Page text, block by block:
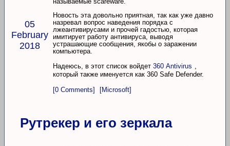
05
February
2018
Новость эта довольно приятная, так как уже давно
назревал вопрос наведения порядка с
лжеантивирусами и прочей гадостью, которая
имитирует работу антивируса, выводя
устрашающие сообщения, якобы о заражении
компьютера.
Надеюсь, в этот список войдет 360 Antivirus ,
который также именуется как 360 Safe Defender.
[0 Comments]
[Microsoft]
Рутрекер и его зеркала